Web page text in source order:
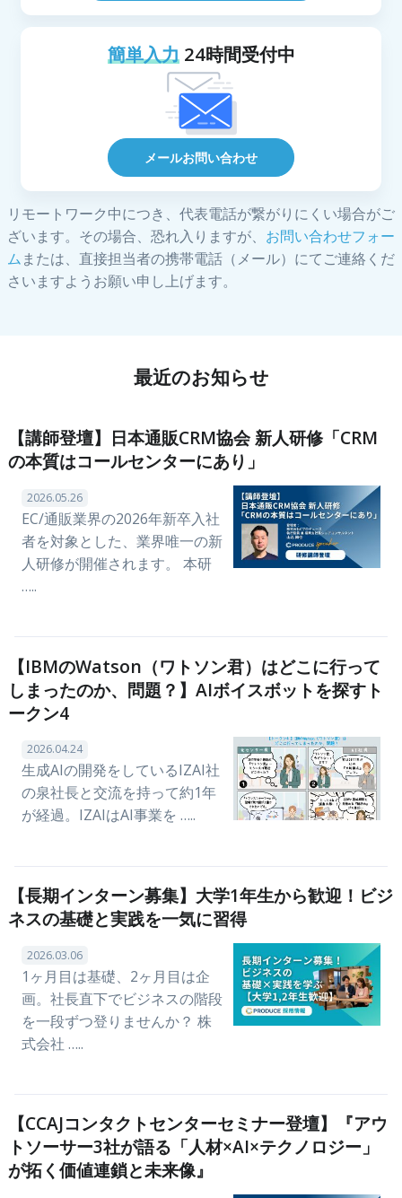
簡単入力24時間受付中
メールお問い合わせ
リモートワーク中につき、代表電話が繋がりにくい場合がご
ざいます。その場合、恐れ入りますが、 お問い合わせフォー
ムまたは、直接担当者の携帯電話（メール）にてご連絡くだ
さいますようお願い申し上げます。
最近のお知らせ
【講師登壇】日本通販CRM協会 新人研修「CRM
の本質はコールセンターにあり」
2026.05.26
EC/通販業界の2026年新卒入社
者を対象とした、業界唯一の新
人研修が開催されます。 本研
…..
【IBMのWatson（ワトソン君）はどこに行って
しまったのか、問題？】AIボイスボットを探すト
ークン4
2026.04.24
生成AIの開発をしているIZAI社
の泉社長と交流を持って約1年
が経過。IZAIはAI事業を …..
【長期インターン募集】大学1年生から歓迎！ビジ
ネスの基礎と実践を一気に習得
2026.03.06
1ヶ月目は基礎、2ヶ月目は企
画。社長直下でビジネスの階段
を一段ずつ登りませんか？ 株
式会社 …..
【CCAJコンタクトセンターセミナー登壇】『アウ
トソーサー3社が語る「人材×AI×テクノロジー」
が拓く価値連鎖と未来像』